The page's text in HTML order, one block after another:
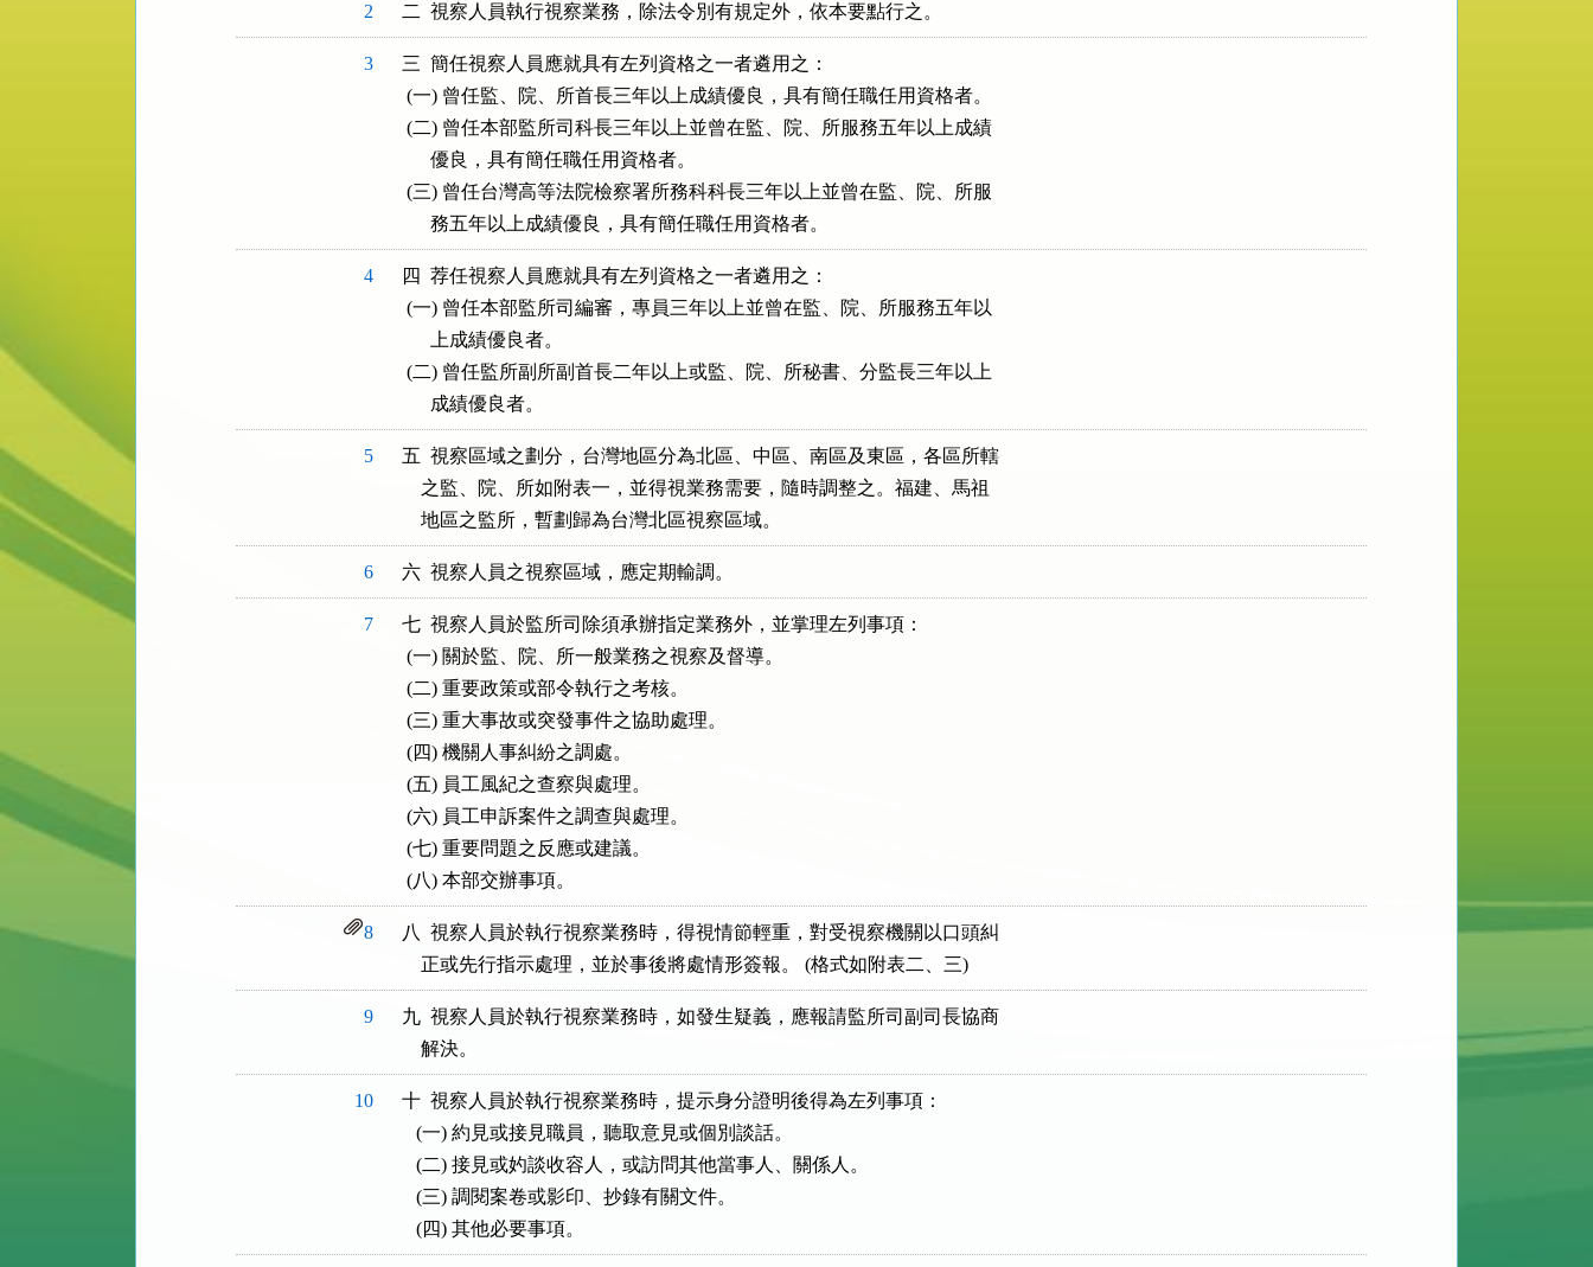
2
3
三  簡任視察人員應就具有左列資格之一者遴用之：
(一) 曾任監、院、所首長三年以上成績優良，具有簡任職任用資格者。
(二) 曾任本部監所司科長三年以上並曾在監、院、所服務五年以上成績
      優良，具有簡任職任用資格者。
(三) 曾任台灣高等法院檢察署所務科科長三年以上並曾在監、院、所服
4
四  荐任視察人員應就具有左列資格之一者遴用之：
(一) 曾任本部監所司編審，專員三年以上並曾在監、院、所服務五年以
      上成績優良者。
(二) 曾任監所副所副首長二年以上或監、院、所秘書、分監長三年以上
5
五  視察區域之劃分，台灣地區分為北區、中區、南區及東區，各區所轄
    之監、院、所如附表一，並得視業務需要，隨時調整之。福建、馬祖
6
7
七  視察人員於監所司除須承辦指定業務外，並掌理左列事項：
(一) 關於監、院、所一般業務之視察及督導。
(二) 重要政策或部令執行之考核。
(三) 重大事故或突發事件之協助處理。
(四) 機關人事糾紛之調處。
(五) 員工風紀之查察與處理。
(六) 員工申訴案件之調查與處理。
(七) 重要問題之反應或建議。
8
八  視察人員於執行視察業務時，得視情節輕重，對受視察機關以口頭糾
9
九  視察人員於執行視察業務時，如發生疑義，應報請監所司副司長協商
10
十  視察人員於執行視察業務時，提示身分證明後得為左列事項：
   (一) 約見或接見職員，聽取意見或個別談話。
   (二) 接見或妁談收容人，或訪問其他當事人、關係人。
   (三) 調閱案卷或影印、抄錄有關文件。